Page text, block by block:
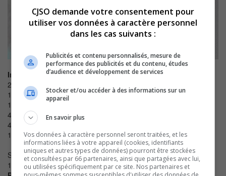
Ingrédients:
250ml (1tasse d’huile d’olive
1 branche de thym
1 branche de romarin
4 gousses d’ail
4 grappes de 5 tomates cerises
120g (4oz.) de fromage de chèvre frais
coupé en 16 morceaux
Sel et poivre
10g (1/3 tasse) de basilic frais en fines lanières
CJSO demande votre consentement pour
utiliser vos données à caractère personnel
dans les cas suivants :
Publicités et contenu personnalisés, mesure de
performance des publicités et du contenu, études
d’audience et développement de services
Stocker et/ou accéder à des informations sur un
appareil
En savoir plus
Vos données à caractère personnel seront traitées, et les
informations liées à votre appareil (cookies, identifiants
uniques et autres types de données) pourront être stockées
et consultées par 66 partenaires, ainsi que partagées avec lui,
ou utilisées spécifiquement par ce site. Nos partenaires et